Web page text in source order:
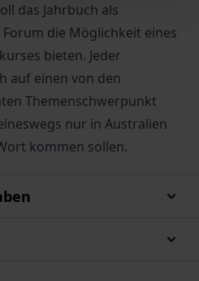
das Jahrbuch als
die Möglichkeit eines
bieten. Jeder
auf einen von den
Themenschwerpunkt
nur in Australien
kommen sollen.